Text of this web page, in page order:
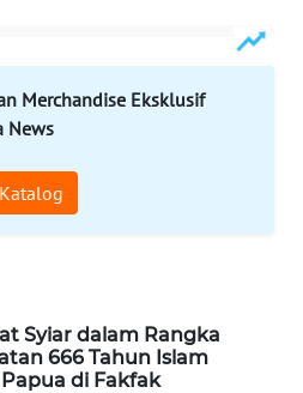
Merchandise Eksklusif
News
Syiar dalam Rangka
666 Tahun Islam
di Fakfak